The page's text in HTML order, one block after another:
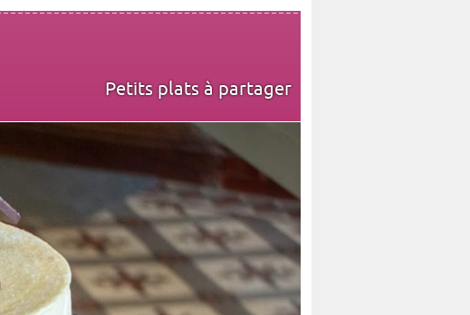
Petits plats à partager